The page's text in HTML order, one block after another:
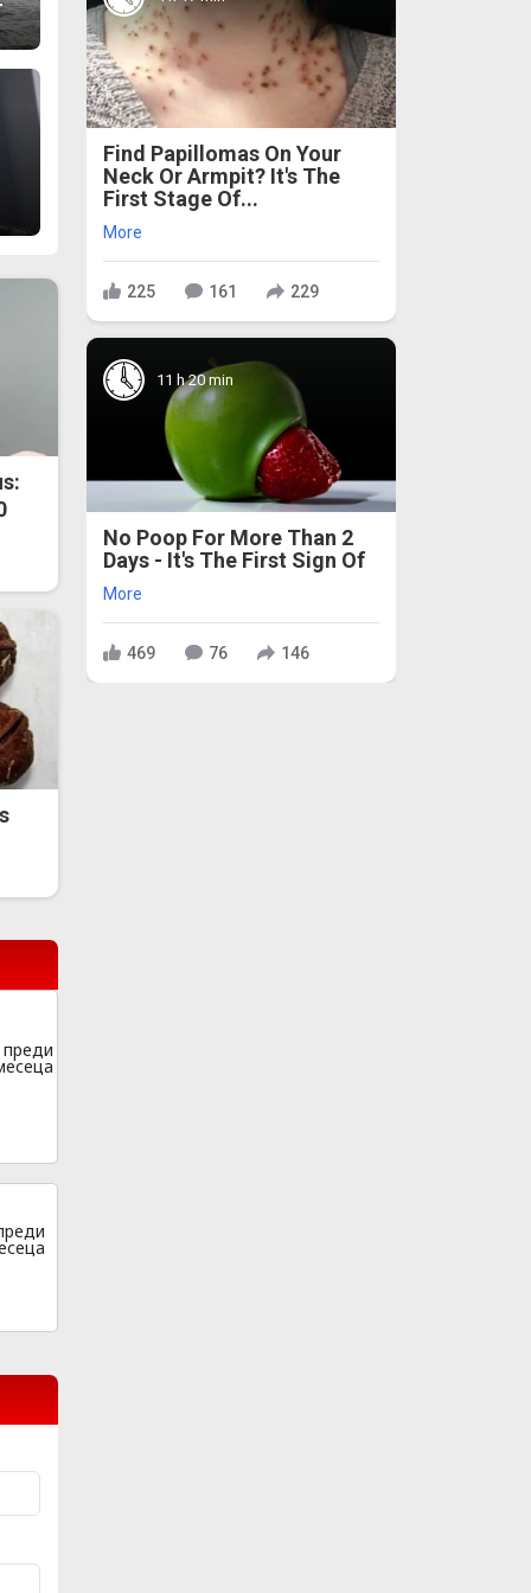
Find Papillomas On Your
Neck Or Armpit? It's The
First Stage Of...
More
225 161 229
11 h 20 min
No Poop For More Than 2
Days - It's The First Sign Of
More
469 76 146